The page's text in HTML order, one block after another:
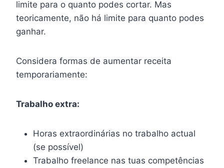
limite para o quanto podes cortar. Mas
teoricamente, não há limite para quanto podes
ganhar.
Considera formas de aumentar receita
temporariamente:
Trabalho extra:
Horas extraordinárias no trabalho actual
(se possível)
Trabalho freelance nas tuas competências